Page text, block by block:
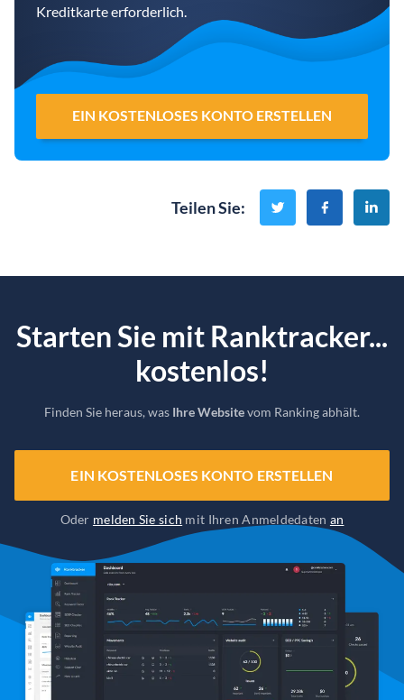
Kreditkarte erforderlich.
EIN KOSTENLOSES KONTO ERSTELLEN
Teilen Sie:
Starten Sie mit Ranktracker...
kostenlos!
Finden Sie heraus, was Ihre Websitevom Ranking abhält.
EIN KOSTENLOSES KONTO ERSTELLEN
Oder melden Sie sich mit Ihren Anmeldedaten an